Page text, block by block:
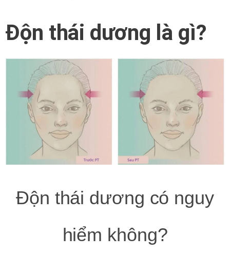
Độn thái dương là gì?
Độn thái dương có nguy
hiểm không?